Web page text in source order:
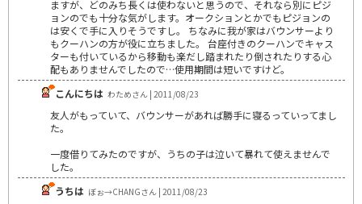
ますが、どのみち長くは使わないと思うので、それなら別にピジ
ョンのでも十分な気がします。オークションとかでもピジョンの
は安くで手に入りそうですし。 ちなみに我が家はバウンサーより
もクーハンの方が役に立ちました。 台座付きのクーハンでキャス
ターも付いているから移動も楽だし踏まれたり倒されたりする心
配もありませんでしたので…使用期間は短いですけど。
こんにちは わためさん | 2011/08/23
友人がもっていて、バウンサーがあれば勝手に寝るっていってまし
た。
一度借りてみたのですが、うちの子は泣いて暴れて使えませんで
した。
うちは ぼぉ→CHANGさん | 2011/08/23